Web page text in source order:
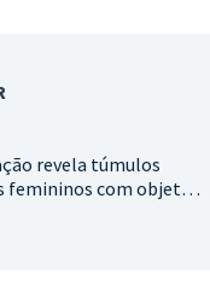
revela túmulos
femininos com objetos